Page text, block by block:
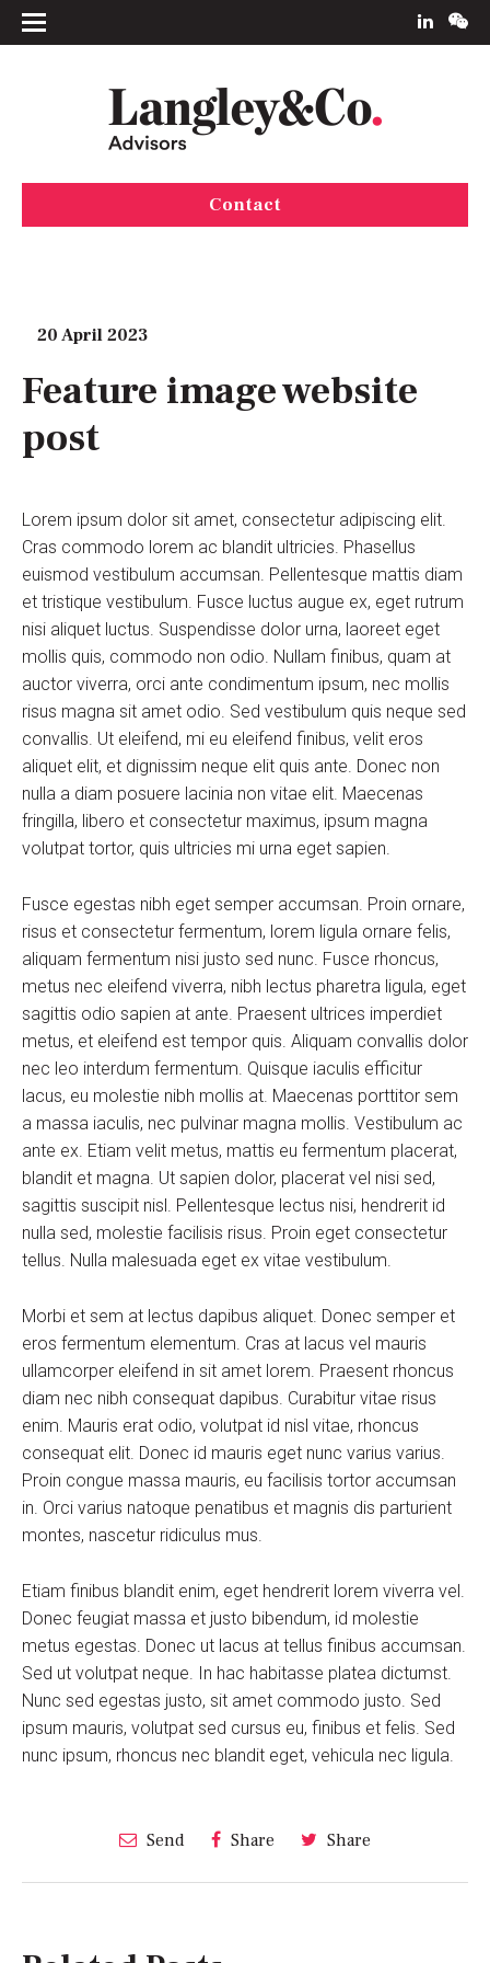
Contact
20 April 2023
Feature image website
post
Lorem ipsum dolor sit amet, consectetur adipiscing elit.
Cras commodo lorem ac blandit ultricies. Phasellus
euismod vestibulum accumsan. Pellentesque mattis diam
et tristique vestibulum. Fusce luctus augue ex, eget rutrum
nisi aliquet luctus. Suspendisse dolor urna, laoreet eget
mollis quis, commodo non odio. Nullam finibus, quam at
auctor viverra, orci ante condimentum ipsum, nec mollis
risus magna sit amet odio. Sed vestibulum quis neque sed
convallis. Ut eleifend, mi eu eleifend finibus, velit eros
aliquet elit, et dignissim neque elit quis ante. Donec non
nulla a diam posuere lacinia non vitae elit. Maecenas
fringilla, libero et consectetur maximus, ipsum magna
volutpat tortor, quis ultricies mi urna eget sapien.
Fusce egestas nibh eget semper accumsan. Proin ornare,
risus et consectetur fermentum, lorem ligula ornare felis,
aliquam fermentum nisi justo sed nunc. Fusce rhoncus,
metus nec eleifend viverra, nibh lectus pharetra ligula, eget
sagittis odio sapien at ante. Praesent ultrices imperdiet
metus, et eleifend est tempor quis. Aliquam convallis dolor
nec leo interdum fermentum. Quisque iaculis efficitur
lacus, eu molestie nibh mollis at. Maecenas porttitor sem
a massa iaculis, nec pulvinar magna mollis. Vestibulum ac
ante ex. Etiam velit metus, mattis eu fermentum placerat,
blandit et magna. Ut sapien dolor, placerat vel nisi sed,
sagittis suscipit nisl. Pellentesque lectus nisi, hendrerit id
nulla sed, molestie facilisis risus. Proin eget consectetur
tellus. Nulla malesuada eget ex vitae vestibulum.
Morbi et sem at lectus dapibus aliquet. Donec semper et
eros fermentum elementum. Cras at lacus vel mauris
ullamcorper eleifend in sit amet lorem. Praesent rhoncus
diam nec nibh consequat dapibus. Curabitur vitae risus
enim. Mauris erat odio, volutpat id nisl vitae, rhoncus
consequat elit. Donec id mauris eget nunc varius varius.
Proin congue massa mauris, eu facilisis tortor accumsan
in. Orci varius natoque penatibus et magnis dis parturient
montes, nascetur ridiculus mus.
Etiam finibus blandit enim, eget hendrerit lorem viverra vel.
Donec feugiat massa et justo bibendum, id molestie
metus egestas. Donec ut lacus at tellus finibus accumsan.
Sed ut volutpat neque. In hac habitasse platea dictumst.
Nunc sed egestas justo, sit amet commodo justo. Sed
ipsum mauris, volutpat sed cursus eu, finibus et felis. Sed
nunc ipsum, rhoncus nec blandit eget, vehicula nec ligula.
Send Share Share